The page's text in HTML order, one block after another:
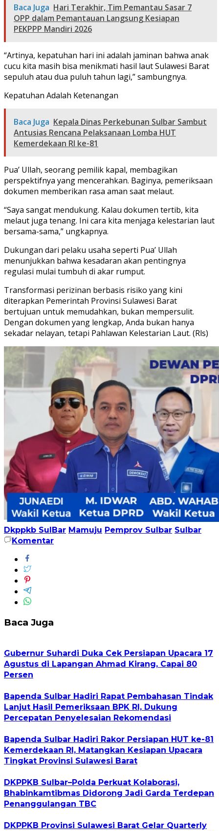
Baca Juga Hari Terakhir, Tim Pemantau Sasar 7
OPP dalam Pemantauan Langsung Kesiapan
PEKPPP Mandiri 2026
“Artinya, kepatuhan hari ini adalah jaminan bahwa anak
cucu kita masih bisa menikmati hasil laut Sulawesi Barat
sepuluh atau dua puluh tahun lagi,” sambungnya.
Kepatuhan Adalah Ketenangan
Baca Juga Kepala Dinas Perkebunan Sulbar Sambut
Antusias Rencana Pelaksanaan Lomba HUT
Kemerdekaan RI ke-81
Pua’ Ullah, seorang pemilik kapal, membagikan
perspektifnya yang mencerahkan. Baginya, pemeriksaan
dokumen memberikan rasa aman saat melaut.
“Saya sangat mendukung. Kalau dokumen tertib, kita
melaut juga tenang. Ini cara kita menjaga kelestarian laut
bersama-sama,” ungkapnya.
Dukungan dari pelaku usaha seperti Pua’ Ullah
menunjukkan bahwa kesadaran akan pentingnya
regulasi mulai tumbuh di akar rumput.
Transformasi perizinan berbasis risiko yang kini
diterapkan Pemerintah Provinsi Sulawesi Barat
bertujuan untuk memudahkan, bukan mempersulit.
Dengan dokumen yang lengkap, Anda bukan hanya
sekadar nelayan, tetapi Pahlawan Kelestarian Laut. (Rls)
Dkppkb SulBar Mamuju Pemprov Sulbar Sulbar
Komentar
Baca Juga
Gubernur Suhardi Duka Cek Persiapan Upacara 17
Agustus di Lapangan Ahmad Kirang, Capai 80
Persen
Bapenda Sulbar Hadiri Rapat Pembahasan Tindak
Lanjut Hasil Pemeriksaan BPK RI, Dukung
Percepatan Penyelesaian Rekomendasi
Bapenda Sulbar Hadiri Rakor Persiapan HUT ke-81
Kemerdekaan RI, Matangkan Kesiapan Upacara
Tingkat Provinsi Sulawesi Barat
DKPPKB Sulbar–Polda Perkuat Kolaborasi,
Bhabinkamtibmas Didorong Jadi Garda Terdepan
Penanggulangan TBC
DKPPKB Provinsi Sulawesi Barat Gelar Quarterly